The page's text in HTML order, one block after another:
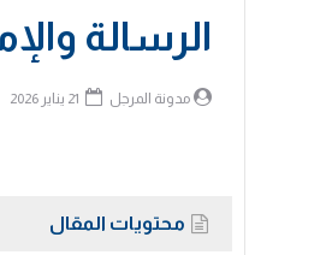
الرسالة
مدونة المرجل
محتويات المقال